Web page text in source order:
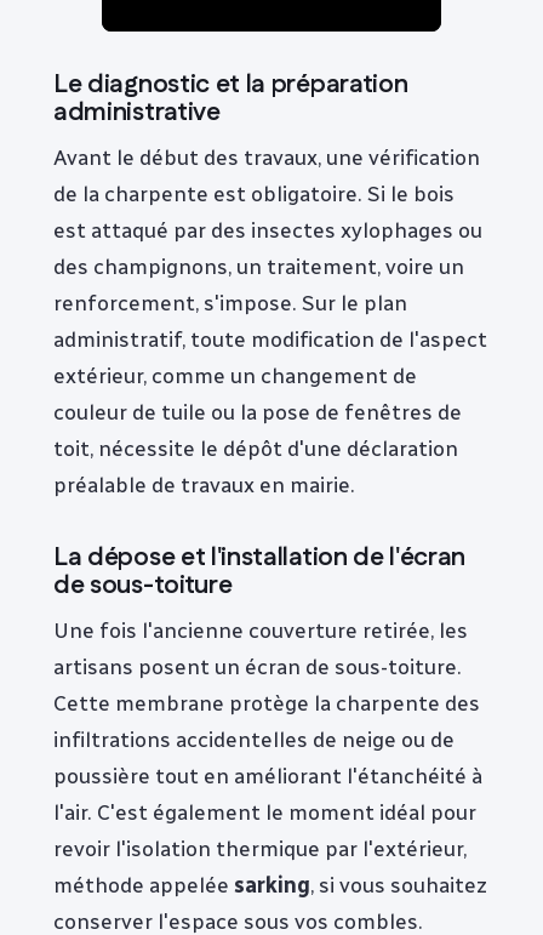
Le diagnostic et la préparation
administrative
Avant le début des travaux, une vérification
de la charpente est obligatoire. Si le bois
est attaqué par des insectes xylophages ou
des champignons, un traitement, voire un
renforcement, s'impose. Sur le plan
administratif, toute modification de l'aspect
extérieur, comme un changement de
couleur de tuile ou la pose de fenêtres de
toit, nécessite le dépôt d'une déclaration
préalable de travaux en mairie.
La dépose et l'installation de l'écran
de sous-toiture
Une fois l'ancienne couverture retirée, les
artisans posent un écran de sous-toiture.
Cette membrane protège la charpente des
infiltrations accidentelles de neige ou de
poussière tout en améliorant l'étanchéité à
l'air. C'est également le moment idéal pour
revoir l'isolation thermique par l'extérieur,
méthode appelée sarking, si vous souhaitez
conserver l'espace sous vos combles.